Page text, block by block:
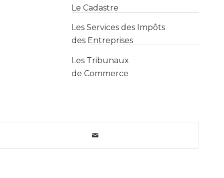
des Entreprises
Les Tribunaux
de Commerce